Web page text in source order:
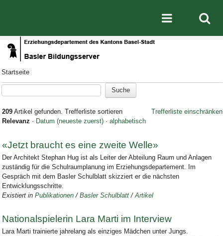
Mobile
Startseite
209 Artikel gefunden. Trefferliste einschränken
Trefferliste sortieren
Relevanz · Datum (neueste zuerst) · alphabetisch
«Jetzt braucht es eine zweite Welle»
Der Architekt Stephan Hug ist als Leiter der Abteilung Raum und Anlagen
zuständig für die Schulraumplanung im Erziehungsdepartement. Im
Gespräch mit dem Basler Schulblatt skizziert er die nächsten
Entwicklungsschritte.
Existiert in Publikationen /Basler Schulblatt /Artikel
Nationalspielerin Lara Marti im Interview
Lara Marti trainierte jahrelang als einziges Mädchen unter Jungs.